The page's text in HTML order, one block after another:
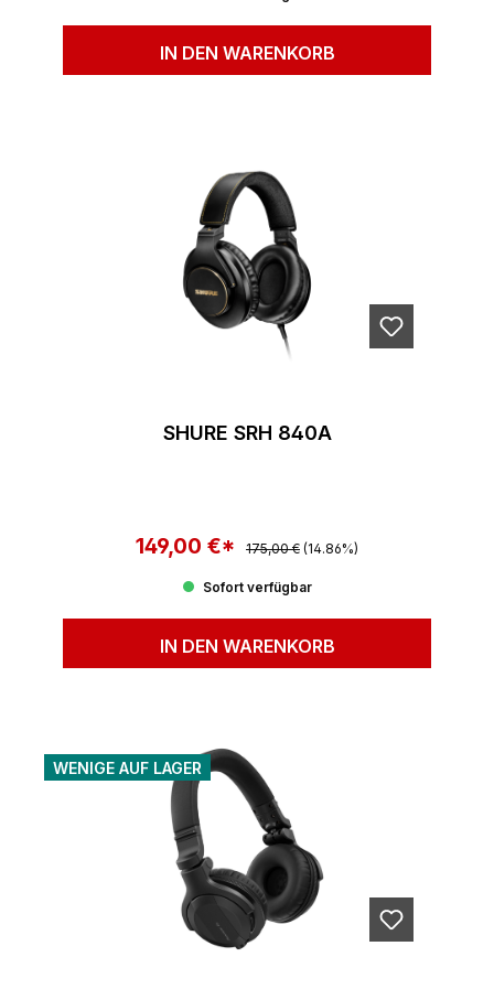
IN DEN WARENKORB
SHURE SRH 840A
Verkaufspreis:
149,00 €* Regulärer Preis:
175,00 € (14.86%)
Sofort verfügbar
IN DEN WARENKORB
WENIGE AUF LAGER